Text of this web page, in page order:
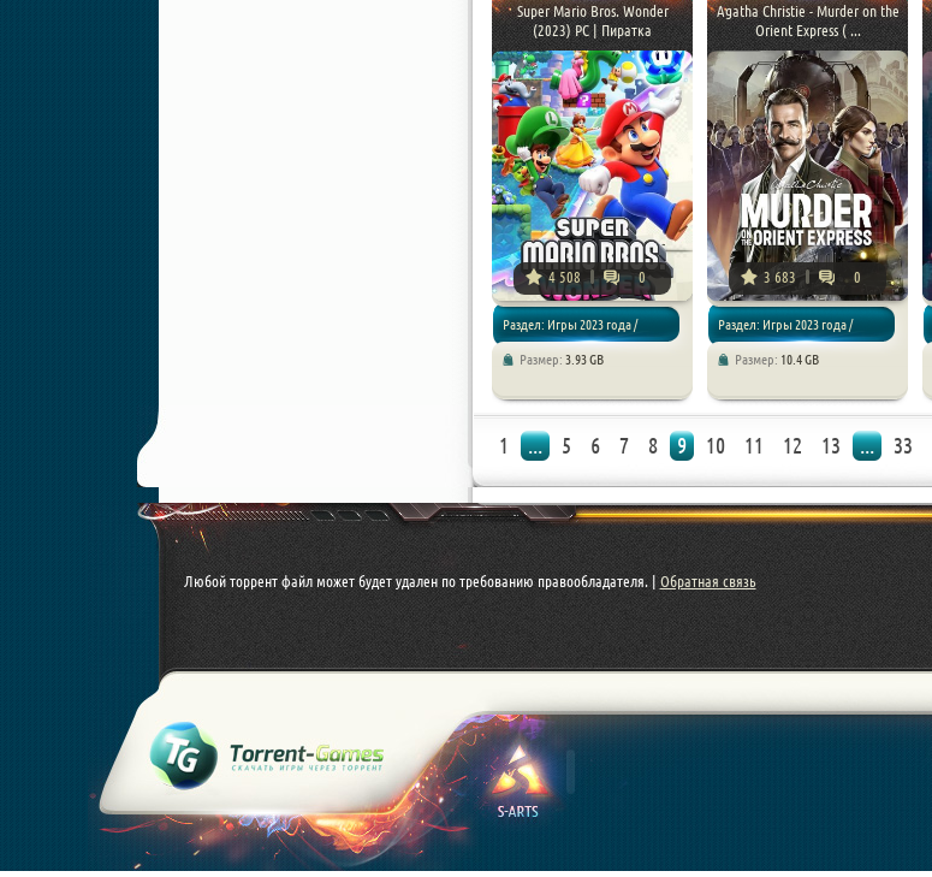
Super Mario Bros. Wonder
(2023) PC | Пиратка
4 508 0
Раздел: Игры 2023 года /
Размер: 3.93 GB
Agatha Christie - Murder on the
Orient Express ( ...
3 683 0
Раздел: Игры 2023 года /
Размер: 10.4 GB
1 ... 5 6 7 8 9 10 11 12 13 ... 33
Любой торрент файл может будет удален по требованию правообладателя. |Обратная связь